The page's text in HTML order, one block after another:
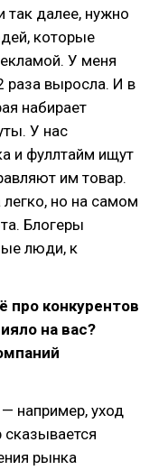
так далее, нужно
которые
У меня
раза выросла. И в
набирает
У нас
и фуллтайм ищут
им товар.
легко, но на самом
Блогеры
люди, к
про конкурентов
на вас?
например, уход
рынка